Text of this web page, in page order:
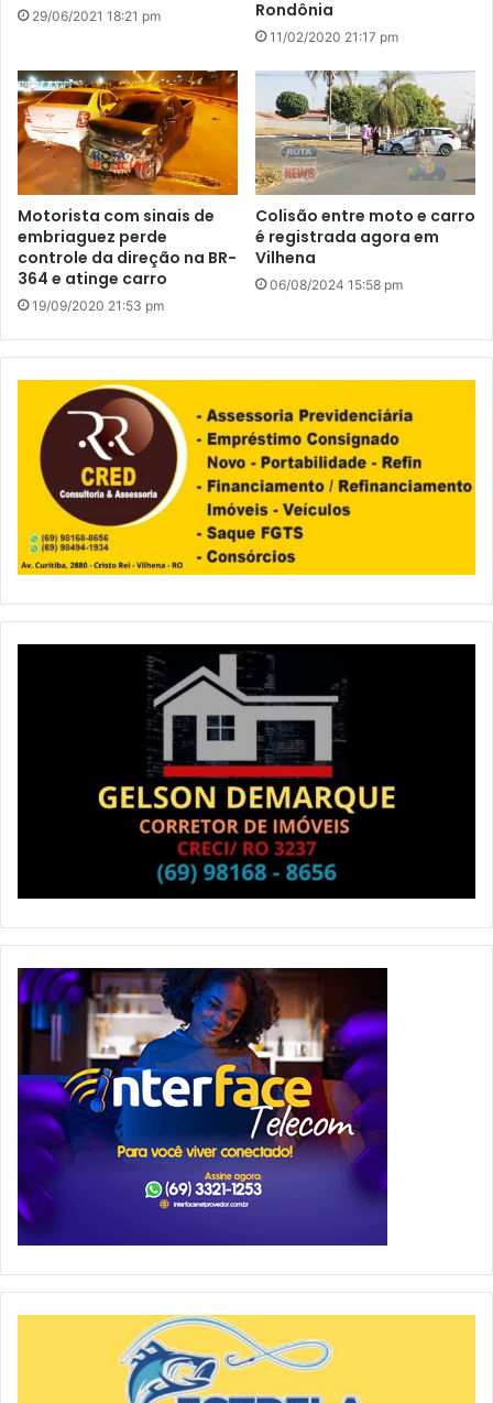
29/06/2021 18:21 pm
Rondônia
11/02/2020 21:17 pm
Motorista com sinais de
embriaguez perde
controle da direção na BR-
364 e atinge carro
19/09/2020 21:53 pm
Colisão entre moto e carro
é registrada agora em
Vilhena
06/08/2024 15:58 pm